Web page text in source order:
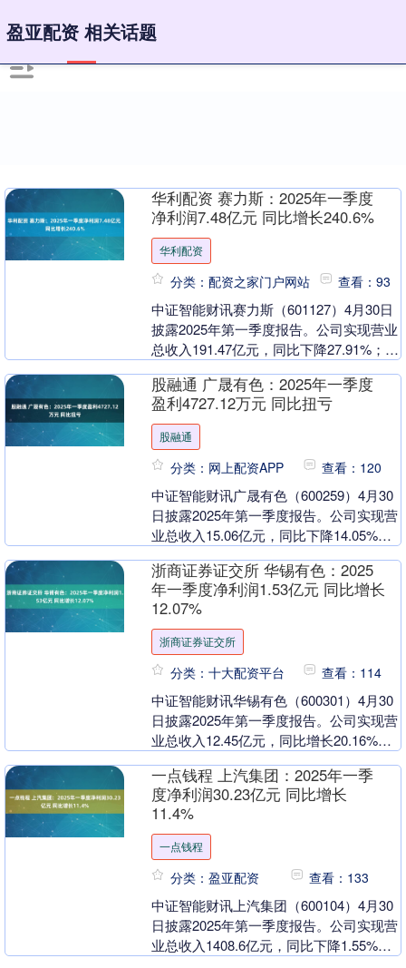
盈亚配资 相关话题
华利配资 赛力斯：2025年一季度
净利润7.48亿元 同比增长240.6%
华利配资
分类：配资之家门户网站 查看：93
中证智能财讯赛力斯（601127）4月30日
披露2025年第一季度报告。公司实现营业
总收入191.47亿元，同比下降27.91%；归
股融通 广晟有色：2025年一季度
盈利4727.12万元 同比扭亏
股融通
分类：网上配资APP 查看：120
中证智能财讯广晟有色（600259）4月30
日披露2025年第一季度报告。公司实现营
业总收入15.06亿元，同比下降14.05%；
浙商证券证交所 华锡有色：2025
年一季度净利润1.53亿元 同比增长
12.07%
浙商证券证交所
分类：十大配资平台 查看：114
中证智能财讯华锡有色（600301）4月30
日披露2025年第一季度报告。公司实现营
业总收入12.45亿元，同比增长20.16%；
一点钱程 上汽集团：2025年一季
度净利润30.23亿元 同比增长
11.4%
一点钱程
分类：盈亚配资 查看：133
中证智能财讯上汽集团（600104）4月30
日披露2025年第一季度报告。公司实现营
业总收入1408.6亿元，同比下降1.55%；